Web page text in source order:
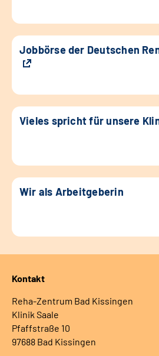
Jobbörse der Deutschen
Vieles spricht für unsere
Wir als Arbeitgeberin
Kontakt
Reha-Zentrum Bad Kissingen
Klinik Saale
Pfaffstraße 10
97688 Bad Kissingen